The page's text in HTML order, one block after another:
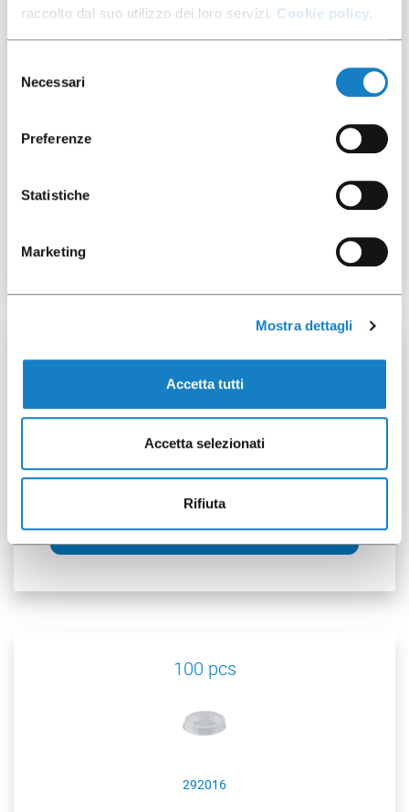
raccolto dal suo utilizzo dei loro servizi. Cookie policy.
delNecessari
Preferenze
Statistiche
Marketing
Mostra dettagli
Accetta tutti
Accetta selezionati
Rifiuta
100 pcs
100 pcs
292016